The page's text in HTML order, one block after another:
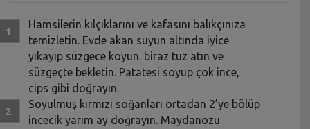
Hamsilerin kılçıklarını ve kafasını balıkçınıza
temizletin. Evde akan suyun altında iyice
yıkayıp süzgece koyun. biraz tuz atın ve
süzgeçte bekletin. Patatesi soyup çok ince,
cips gibi doğrayın.
Soyulmuş kırmızı soğanları ortadan 2’ye bölüp
incecik yarım ay doğrayın. Maydanozu